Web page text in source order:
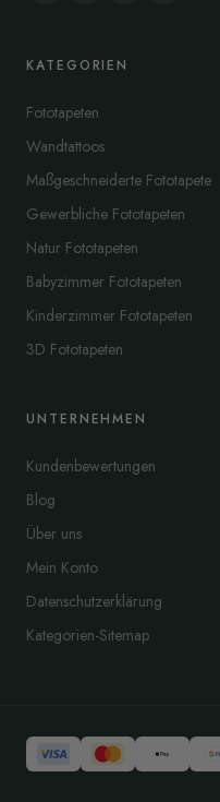
KATEGORIEN
Fototapeten
Wandtattoos
Maßgeschneiderte Fototapete
Gewerbliche Fototapeten
Natur Fototapeten
Babyzimmer Fototapeten
Kinderzimmer Fototapeten
3D Fototapeten
UNTERNEHMEN
Kundenbewertungen
Blog
Über uns
Mein Konto
Datenschutzerklärung
Kategorien-Sitemap